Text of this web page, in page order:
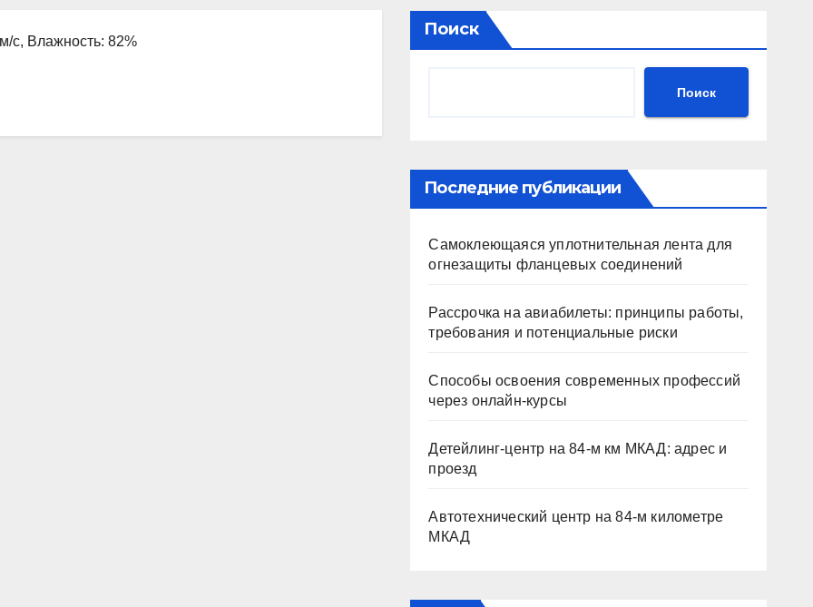
с, Влажность: 82%
Поиск
Поиск
Последние публикации
Самоклеющаяся уплотнительная лента для
огнезащиты фланцевых соединений
Рассрочка на авиабилеты: принципы работы,
требования и потенциальные риски
Способы освоения современных профессий
через онлайн-курсы
Детейлинг-центр на 84-м км МКАД: адрес и
проезд
Автотехнический центр на 84-м километре
МКАД